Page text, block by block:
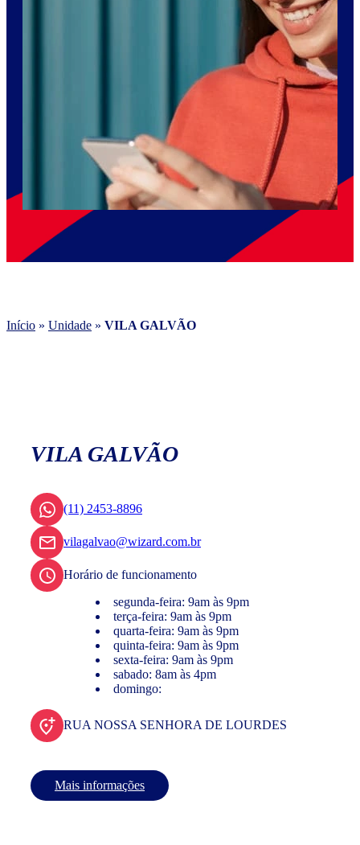
Início » Unidade » VILA GALVÃO
VILA GALVÃO
(11) 2453-8896
vilagalvao@wizard.com.br
Horário de funcionamento
segunda-feira: 9am às 9pm
terça-feira: 9am às 9pm
quarta-feira: 9am às 9pm
quinta-feira: 9am às 9pm
sexta-feira: 9am às 9pm
sabado: 8am às 4pm
domingo:
RUA NOSSA SENHORA DE LOURDES
Mais informações